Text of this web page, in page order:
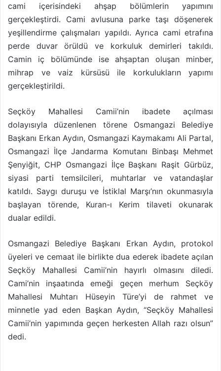
cami içerisindeki ahşap bölümlerin yapımını
gerçekleştirdi. Cami avlusuna parke taşı döşenerek
yeşillendirme çalışmaları yapıldı. Ayrıca cami etrafına
perde duvar örüldü ve korkuluk demirleri takıldı.
Camin iç bölümünde ise ahşaptan oluşan minber,
mihrap ve vaiz kürsüsü ile korkulukların yapımı
gerçekleştirildi.
Seçköy Mahallesi Camii’nin ibadete açılması
dolayısıyla düzenlenen törene Osmangazi Belediye
Başkanı Erkan Aydın, Osmangazi Kaymakamı Ali Partal,
Osmangazi İlçe Jandarma Komutanı Binbaşı Mehmet
Şenyiğit, CHP Osmangazi İlçe Başkanı Raşit Gürbüz,
siyasi parti temsilcileri, muhtarlar ve vatandaşlar
katıldı. Saygı duruşu ve İstiklal Marşı’nın okunmasıyla
başlayan törende, Kuran-ı Kerim tilaveti okunarak
dualar edildi.
Osmangazi Belediye Başkanı Erkan Aydın, protokol
üyeleri ve cemaat ile birlikte dua ederek ibadete açılan
Seçköy Mahallesi Camii’nin hayırlı olmasını diledi.
Cami’nin inşaatında emeği geçen merhum Seçköy
Mahallesi Muhtarı Hüseyin Türe’yi de rahmet ve
minnetle yad eden Başkan Aydın, “Seçköy Mahallesi
Camii’nin yapımında geçen herkesten Allah razı olsun”
dedi.